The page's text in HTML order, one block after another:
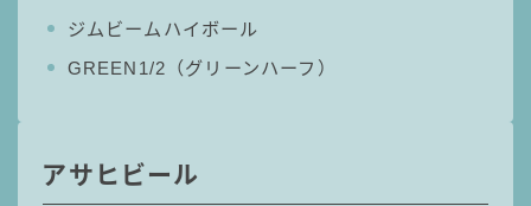
コカ・コーラ
檸檬堂
natura WATTA
ジムビームハイボール
GREEN1/2（グリーンハーフ）
アサヒビール